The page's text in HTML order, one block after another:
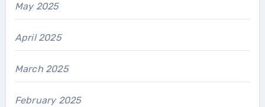
May 2025
April 2025
March 2025
February 2025